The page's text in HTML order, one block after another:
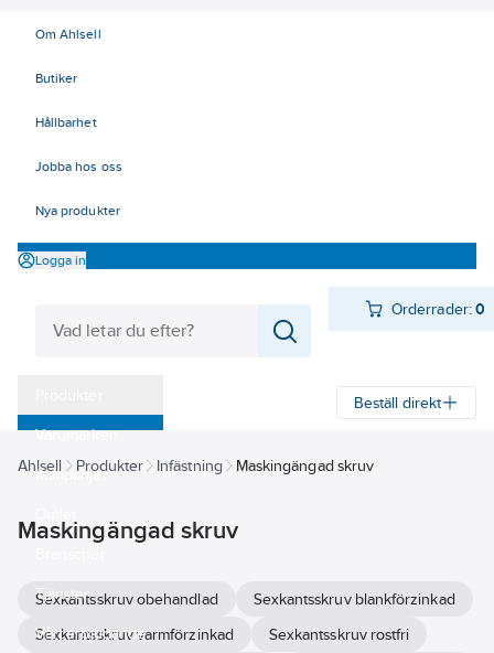
Om Ahlsell
Butiker
Hållbarhet
Jobba hos oss
Nya produkter
Logga in
Orderrader:0
Varumärken
Kampanjer
Tjänster
Vårt erbjudande
Beställ direkt
Ahlsell Produkter Infästning Maskingängad skruv
Maskingängad skruv
Sexkantsskruv obehandlad
Sexkantsskruv blankförzinkad
Sexkantsskruv varmförzinkad
Sexkantsskruv rostfri